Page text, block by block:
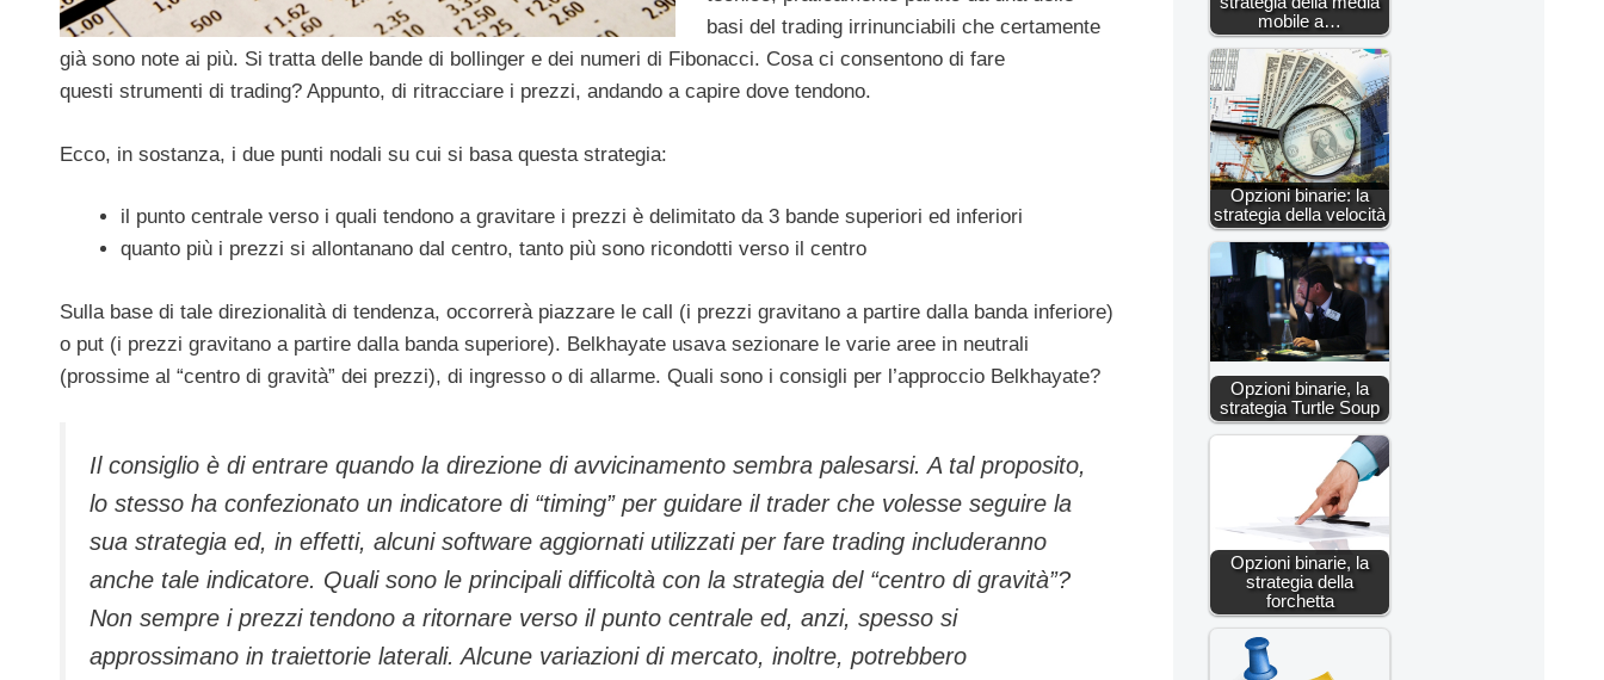
basi del trading irrinunciabili che certamente
già sono note ai più. Si tratta delle bande di bollinger e dei numeri di Fibonacci. Cosa ci consentono di fare
questi strumenti di trading? Appunto, di ritracciare i prezzi, andando a capire dove tendono.
Ecco, in sostanza, i due punti nodali su cui si basa questa strategia:
il punto centrale verso i quali tendono a gravitare i prezzi è delimitato da 3 bande superiori ed inferiori
quanto più i prezzi si allontanano dal centro, tanto più sono ricondotti verso il centro
Sulla base di tale direzionalità di tendenza, occorrerà piazzare le call (i prezzi gravitano a partire dalla banda inferiore)
o put (i prezzi gravitano a partire dalla banda superiore). Belkhayate usava sezionare le varie aree in neutrali
(prossime al “centro di gravità” dei prezzi), di ingresso o di allarme. Quali sono i consigli per l’approccio Belkhayate?
Il consiglio è di entrare quando la direzione di avvicinamento sembra palesarsi. A tal proposito,
lo stesso ha confezionato un indicatore di “timing” per guidare il trader che volesse seguire la
sua strategia ed, in effetti, alcuni software aggiornati utilizzati per fare trading includeranno
anche tale indicatore. Quali sono le principali difficoltà con la strategia del“centro di gravità”?
Non sempre i prezzi tendono a ritornare verso il punto centrale ed, anzi, spesso si
approssimano in traiettorie laterali. Alcune variazioni di mercato, inoltre, potrebbero
mobile a…
Opzioni binarie: la
strategia della velocità
Opzioni binarie, la
strategia Turtle Soup
Opzioni binarie, la
strategia della
forchetta